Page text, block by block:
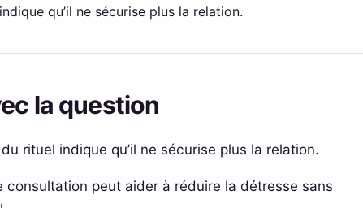
qu’il ne sécurise plus la relation.
la question
rituel indique qu’il ne sécurise plus la relation.
peut aider à réduire la détresse sans